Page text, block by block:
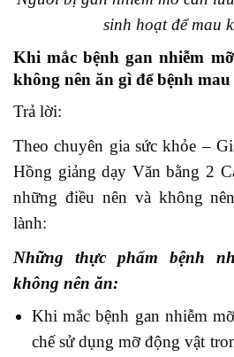
sinh hoạt để mau
Khi mắc bệnh gan nhiễm
không nên ăn gì để bệnh
Trả lời:
Theo chuyên gia sức khỏe –
Hồng giảng dạy Văn bằng 2
những điều nên và không
lành:
Những thực phẩm bệnh
không nên ăn:
Khi mắc bệnh gan nhiễm
chế sử dụng mỡ động vật